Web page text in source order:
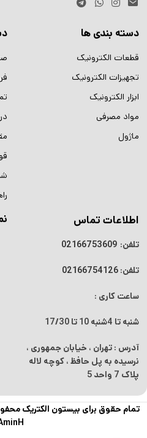
دسته بندی ها
قطعات الکترونیک
تجهیزات الکترونیک
ابزار الکترونیک
مواد مصرفی
ماژول
اطلاعات تماس
تلفن: 02166753609
تلفن: 02166754126
ساعت کاری :
شنبه تا 4شنبه 10 تا 17/30
آدرس : تهران ، خیابان جمهوری ،
نرسیده به پل حافظ ، کوچه لاله
پلاک 7 واحد 5
تمام حقوق برای بیستون الکتریک